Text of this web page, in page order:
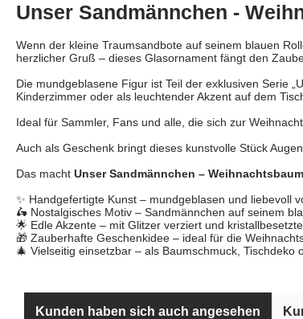
Unser Sandmännchen -
Wenn der kleine Traumsandbote auf seinem blauen
herzlicher Gruß – dieses Glasornament fängt den
Die mundgeblasene Figur ist Teil der exklusiven Serie
Kinderzimmer oder als leuchtender Akzent auf dem
Ideal für Sammler, Fans und alle, die sich zur
Auch als Geschenk bringt dieses kunstvolle Stück
Das macht Unser Sandmännchen –
✨ Handgefertigte Kunst – mundgeblasen und liebevoll
🛵 Nostalgisches Motiv – Sandmännchen auf seinem
🌟 Edle Akzente – mit Glitzer verziert und
🎁 Zauberhafte Geschenkidee – ideal für die
🎄 Vielseitig einsetzbar – als Baumschmuck, Tischdeko
Kunden haben sich auch angesehen